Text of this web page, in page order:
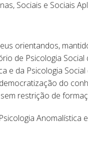
Sociais e Sociais
orientandos,
de Psicologia Social
e da Psicologia Social
do
restrição de
Anomalística